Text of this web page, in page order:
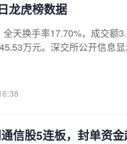
龙虎榜数据
天换手率17.70%，成交额
万元。深交所公开信息
信股5连板，封单资